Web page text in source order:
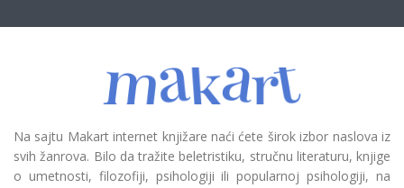
Na sajtu Makart internet knjižare naći ćete širok izbor naslova iz
svih žanrova. Bilo da tražite beletristiku, stručnu literaturu, knjige
o umetnosti, filozofiji, psihologiji ili popularnoj psihologiji, na